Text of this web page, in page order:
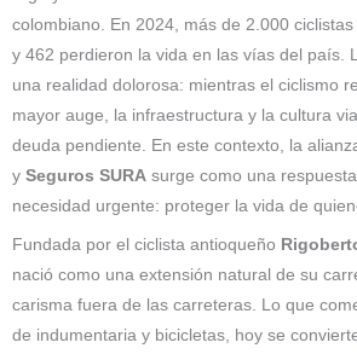
colombiano. En 2024, más de 2.000
y 462 perdieron la vida en las vías del país.
una realidad dolorosa: mientras el ciclismo
mayor auge, la infraestructura y la cultura
deuda pendiente. En este contexto, la
y Seguros SURA surge como una
necesidad urgente: proteger la vida de
Fundada por el ciclista antioqueño
nació como una extensión natural de su
carisma fuera de las carreteras. Lo que
de indumentaria y bicicletas, hoy se